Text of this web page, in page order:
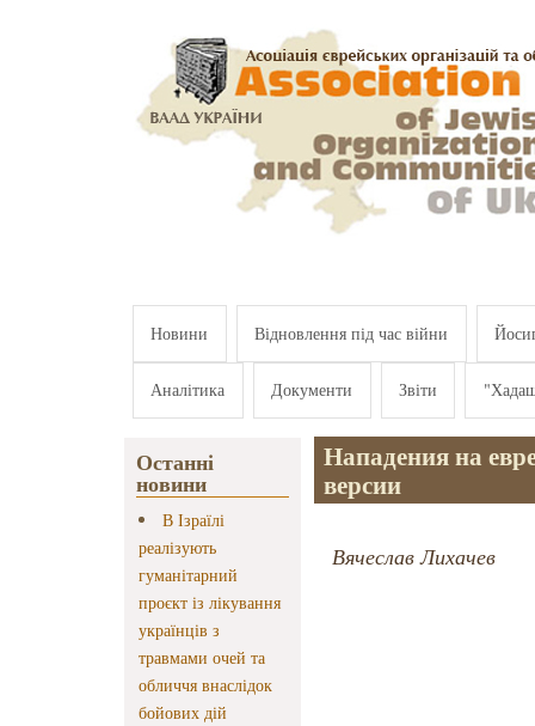
Новини Відновлення під час війни
Аналітика Документи Звіти
Останні
новини
В Ізраїлі
реалізують
гуманітарний
проєкт із лікування
українців з
травмами очей та
обличчя внаслідок
бойових дій
Нападения на
версии
Вячеслав Лихачев